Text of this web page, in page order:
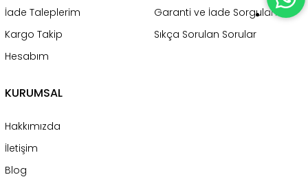
İade Taleplerim
Kargo Takip
Hesabım
Garanti ve İade Sorgulama
Sıkça Sorulan Sorular
KURUMSAL
Hakkımızda
İletişim
Blog